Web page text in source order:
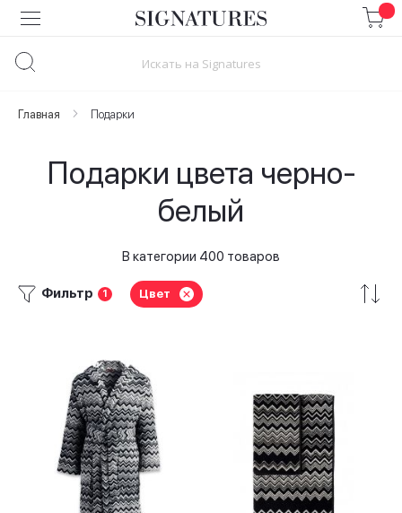
Skip
to
Главная Подарки
Подарки цвета черно-
белый
В категории 400 товаров
Фильтр 1 Цвет